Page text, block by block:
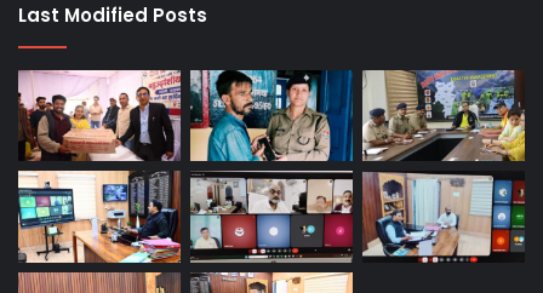
Last Modified Posts